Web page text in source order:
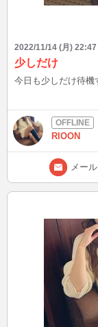
2022/11/14 (月) 22:47
少しだけ
今日も少しだけ待機
RIOON
メール